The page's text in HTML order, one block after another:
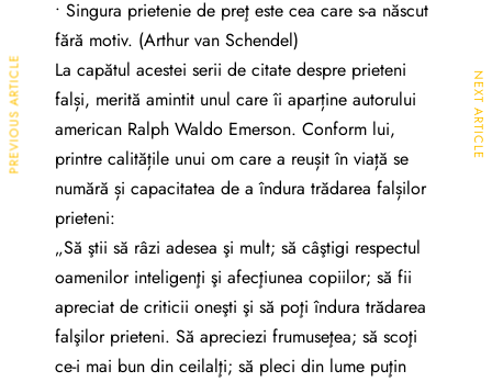
• Singura prietenie de preţ este cea care s-a născut
fără motiv. (Arthur van Schendel)
La capătul acestei serii de citate despre prieteni
falși, merită amintit unul care îi aparține autorului
american Ralph Waldo Emerson. Conform lui,
printre calitățile unui om care a reușit în viață se
numără și capacitatea de a îndura trădarea falșilor
prieteni:
„Să ştii să râzi adesea şi mult; să câştigi respectul
oamenilor inteligenţi şi afecţiunea copiilor; să fii
apreciat de criticii oneşti şi să poţi îndura trădarea
falşilor prieteni. Să apreciezi frumuseţea; să scoţi
ce-i mai bun din ceilalţi; să pleci din lume puţin
PREVIOUS ARTICLE NEXT ARTICLE